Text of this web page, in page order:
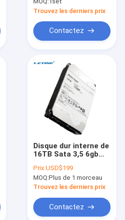
XCH
Trouvez les derniers prix
Contactez
Disque dur interne de
16TB Sata 3,5 6gb
Prix:USD$199
MOQ:Plus de 1 morceau
Trouvez les derniers prix
Contactez